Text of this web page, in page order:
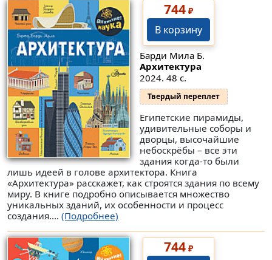
744₽
В корзину
Барди Мила Б.
Архитектура
2024. 48 с.
Твердый переплет
Египетские пирамиды,
удивительные соборы и
дворцы, высочайшие
небоскрёбы – все эти
здания когда-то были
лишь идеей в голове архитектора. Книга
«Архитектура» расскажет, как строятся здания по всему
миру. В книге подробно описывается множество
уникальных зданий, их особенности и процесс
создания.... (Подробнее)
744₽